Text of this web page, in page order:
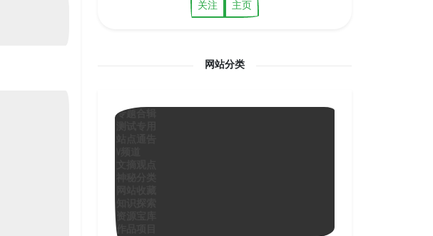
关注 主页
网站分类
专题合辑
作品项目